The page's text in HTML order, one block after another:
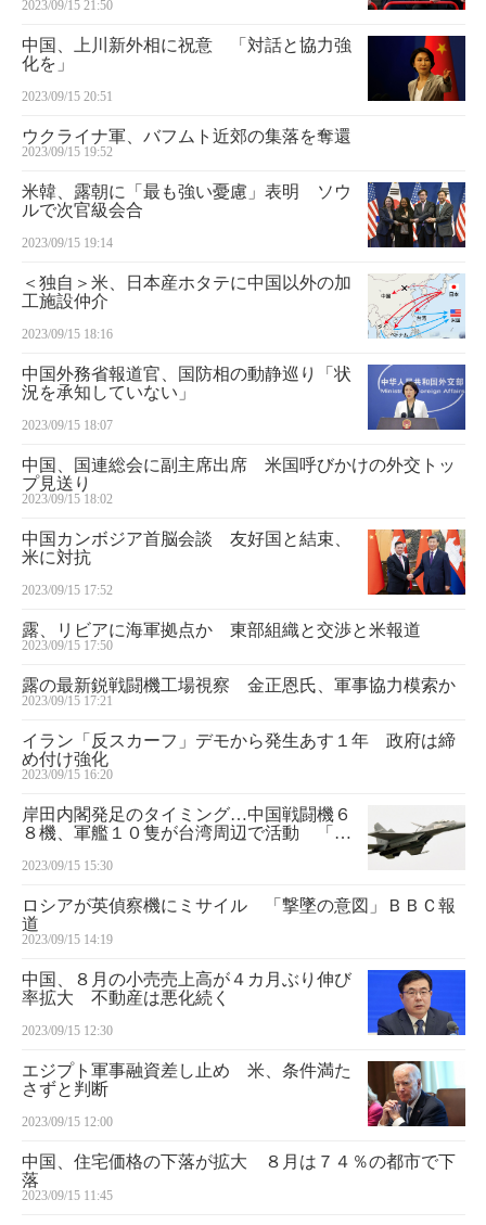
2023/09/15 21:50
中国、上川新外相に祝意 「対話と協力強
化を」
2023/09/15 20:51
ウクライナ軍、バフムト近郊の集落を奪還
2023/09/15 19:52
米韓、露朝に「最も強い憂慮」表明 ソウ
ルで次官級会合
2023/09/15 19:14
＜独自＞米、日本産ホタテに中国以外の加
工施設仲介
2023/09/15 18:16
中国外務省報道官、国防相の動静巡り「状
況を承知していない」
2023/09/15 18:07
中国、国連総会に副主席出席 米国呼びかけの外交トッ
プ見送り
2023/09/15 18:02
中国カンボジア首脳会談 友好国と結束、
米に対抗
2023/09/15 17:52
露、リビアに海軍拠点か 東部組織と交渉と米報道
2023/09/15 17:50
露の最新鋭戦闘機工場視察 金正恩氏、軍事協力模索か
2023/09/15 17:21
イラン「反スカーフ」デモから発生あす１年 政府は締
め付け強化
2023/09/15 16:20
岸田内閣発足のタイミング…中国戦闘機６
８機、軍艦１０隻が台湾周辺で活動 「親
2023/09/15 15:30
ロシアが英偵察機にミサイル 「撃墜の意図」ＢＢＣ報
道
2023/09/15 14:19
中国、８月の小売売上高が４カ月ぶり伸び
率拡大 不動産は悪化続く
2023/09/15 12:30
エジプト軍事融資差し止め 米、条件満た
さずと判断
2023/09/15 12:00
中国、住宅価格の下落が拡大 ８月は７４％の都市で下
落
2023/09/15 11:45